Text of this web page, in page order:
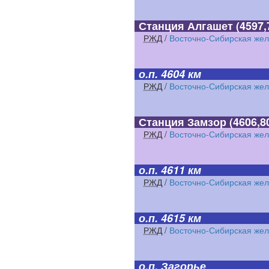
Станция Алгашет
РЖД/ Восточно-Сибирская
о.п. 4604 км
РЖД/ Восточно-Сибирская
Станция Замзор
РЖД/ Восточно-Сибирская
о.п. 4611 км
РЖД/ Восточно-Сибирская
о.п. 4615 км
РЖД/ Восточно-Сибирская